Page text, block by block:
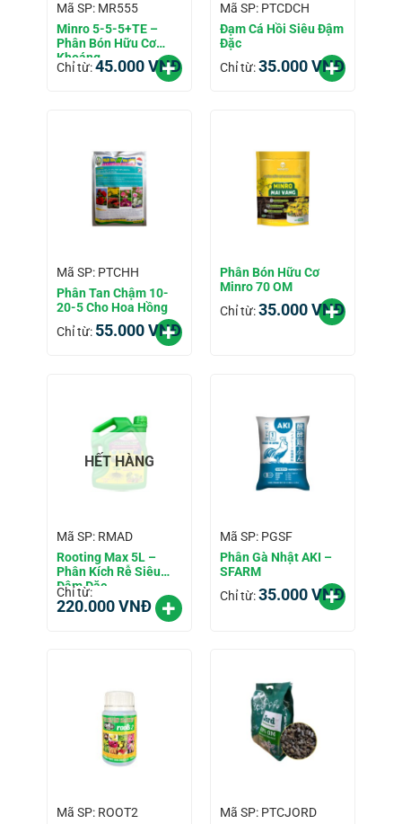
Mã SP: MR555
Minro 5-5-5+TE –
Phân Bón Hữu Cơ
Khoáng
Chỉ từ:45.000VNĐ
Mã SP: PTCDCH
Đạm Cá Hồi Siêu Đậm
Đặc
Chỉ từ:35.000VNĐ
Mã SP: PTCHH
Phân Tan Chậm 10-
20-5 Cho Hoa Hồng
Chỉ từ: 55.000VNĐ
Phân Bón Hữu Cơ
Minro 70 OM
Chỉ từ:35.000VNĐ
HẾT HÀNG
Mã SP: RMAD
Rooting Max 5L –
Phân Kích Rễ Siêu
Đậm Đặc
Chỉ từ:
220.000VNĐ
Mã SP: PGSF
Phân Gà Nhật AKI –
SFARM
Chỉ từ:35.000VNĐ
Mã SP: ROOT2
Mã SP: PTCJORD